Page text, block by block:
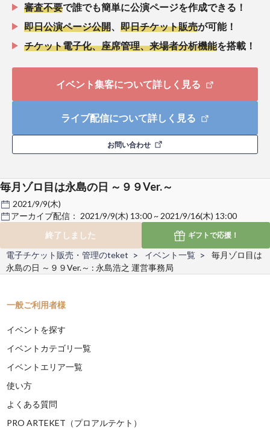
審査不要で誰でも簡単に公演ページを作成できる！
即日公演ページ公開
即日チケット販売が可能！
チケット電子化、座席管理、来場者分析機能を搭載！
イベント集客について詳しく見る
ライブ配信について詳しく見る
お問い合わせ
毎月ゾロ目は永島の日 ～９９Ver.～
2021/9/9(木)
アーカイブ配信： 2021/9/9(木) 13:00 ~ 2021/9/16(木) 13:00
終了しました
ギフトで応援！
電子チケット販売・管理のteket イベント一覧
毎月ゾロ目は
永島の日 ～９９Ver.～ : 永島浩之 運営事務局
一般ご利用者様
イベントを探す
イベントカテゴリ一覧
イベントエリア一覧
使い方
よくある質問
PRO ARTEKET（プロアルテケト）